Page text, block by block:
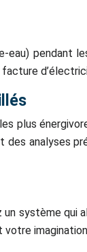
pendant
plus
analyses
système
votre